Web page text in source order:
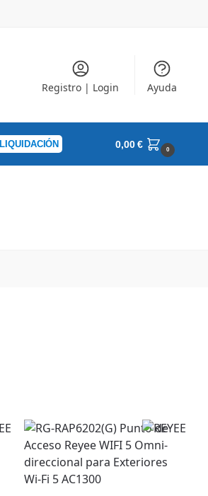
Registro | Login Ayuda
LIQUIDACIÓN 0,00€ 0